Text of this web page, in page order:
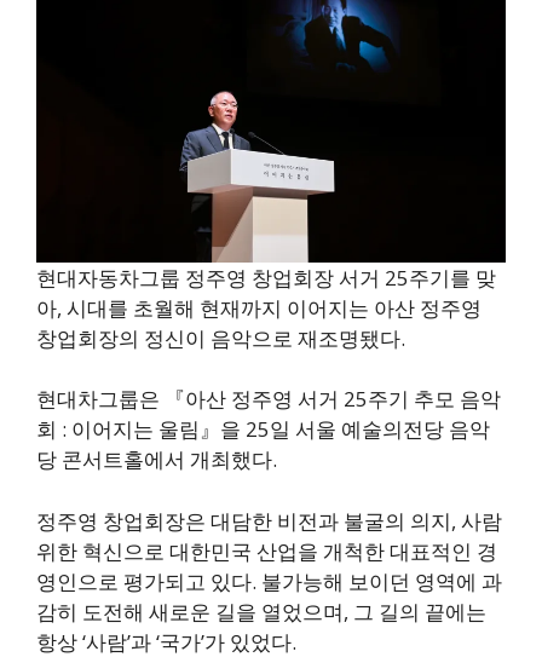
현대자동차그룹 정주영 창업회장 서거 25주기를 맞
아, 시대를 초월해 현재까지 이어지는 아산 정주영
창업회장의 정신이 음악으로 재조명됐다.
현대차그룹은 『아산 정주영 서거 25주기 추모 음악
회 : 이어지는 울림』을 25일 서울 예술의전당 음악
당 콘서트홀에서 개최했다.
정주영 창업회장은 대담한 비전과 불굴의 의지, 사람
위한 혁신으로 대한민국 산업을 개척한 대표적인 경
영인으로 평가되고 있다. 불가능해 보이던 영역에 과
감히 도전해 새로운 길을 열었으며, 그 길의 끝에는
항상 ‘사람’과 ‘국가’가 있었다.